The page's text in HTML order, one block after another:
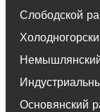
Слободской
Основянский